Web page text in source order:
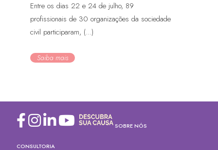
Entre os dias 22 e 24 de julho, 89
profissionais de 30 organizações da sociedade
civil participaram, (...)
Saiba mais
SOBRE NÓS
CONSULTORIA